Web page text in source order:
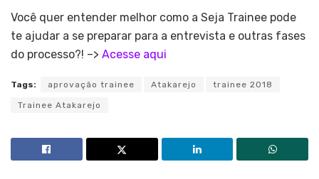
Você quer entender melhor como a Seja Trainee pode
te ajudar a se preparar para a entrevista e outras fases
do processo?! –> Acesse aqui
Tags: aprovação trainee Atakarejo trainee 2018
Trainee Atakarejo